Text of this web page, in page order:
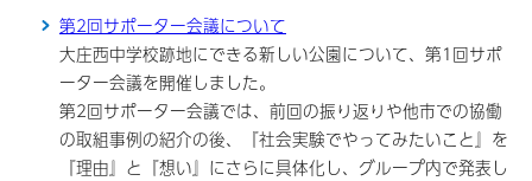
第2回サポーター会議について
大庄西中学校跡地にできる新しい公園について、第1回サポ
ーター会議を開催しました。
第2回サポーター会議では、前回の振り返りや他市での協働
の取組事例の紹介の後、『社会実験でやってみたいこと』を
『理由』と『想い』にさらに具体化し、グループ内で発表し